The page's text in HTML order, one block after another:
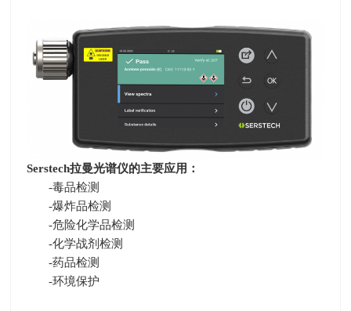
Serstech拉曼光谱仪的主要应用：
-毒品检测
-爆炸品检测
-危险化学品检测
-化学战剂检测
-药品检测
-环境保护